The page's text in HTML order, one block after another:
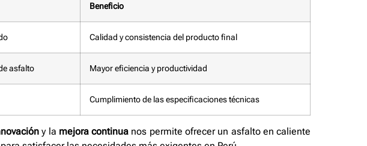
Beneficio
Calidad y consistencia del producto final
asfalto Mayor eficiencia y productividad
Cumplimiento de las especificaciones técnicas
y la mejora continua nos permite ofrecer un asfalto en caliente